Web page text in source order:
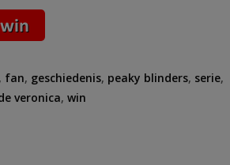
, fan, geschiedenis, peaky blinders, serie,
veronica, win